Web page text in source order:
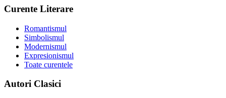
Curente Literare
Romantismul
Simbolismul
Modernismul
Expresionismul
Toate curentele
Autori Clasici